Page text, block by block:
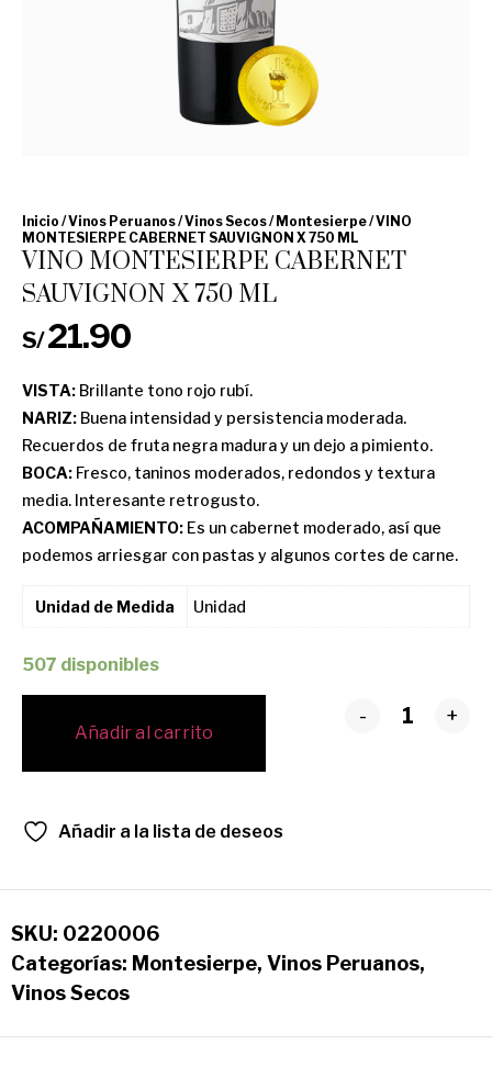
Inicio /Vinos Peruanos/Vinos Secos/ Montesierpe/ VINO
MONTESIERPE CABERNET SAUVIGNON X 750 ML
VINO MONTESIERPE CABERNET
SAUVIGNON X 750 ML
S/21.90
VISTA: Brillante tono rojo rubí.
NARIZ: Buena intensidad y persistencia moderada.
Recuerdos de fruta negra madura y un dejo a pimiento.
BOCA: Fresco, taninos moderados, redondos y textura
media. Interesante retrogusto.
ACOMPAÑAMIENTO: Es un cabernet moderado, así que
podemos arriesgar con pastas y algunos cortes de carne.
Unidad de Medida Unidad
507 disponibles
- +
Añadir al carrito
Añadir a la lista de deseos
SKU: 0220006
Categorías: Montesierpe, Vinos Peruanos,
Vinos Secos